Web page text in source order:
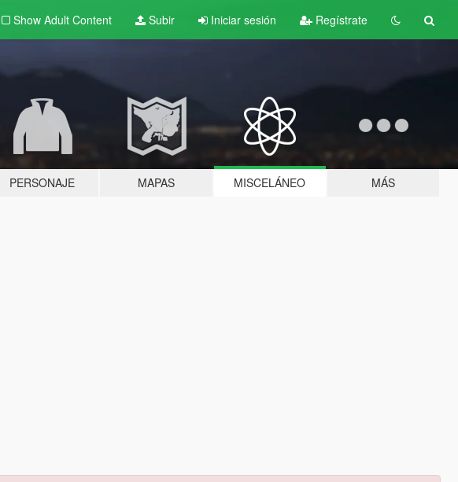
Show Adult Content Subir Iniciar sesión Regístrate
PERSONAJE MAPAS MISCELÁNEO MÁS